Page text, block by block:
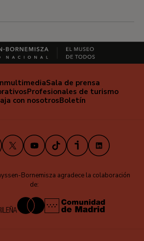
Sala de prensa
Profesionales de turismo
con nosotrosBoletín
X YoutubeTikTokiVooxLinkedIn
Bornemisza agradece la colaboración
de: